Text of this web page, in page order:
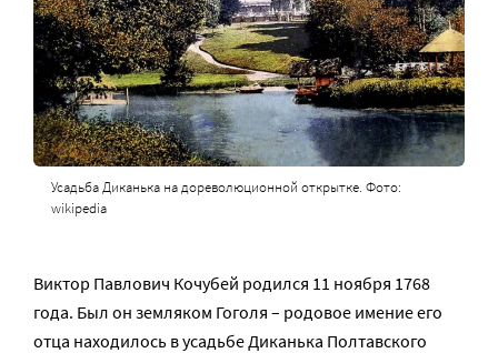
Усадьба Диканька на дореволюционной открытке. Фото:
wikipedia
Виктор Павлович Кочубей родился 11 ноября 1768
года. Был он земляком Гоголя – родовое имение его
отца находилось в усадьбе Диканька Полтавского